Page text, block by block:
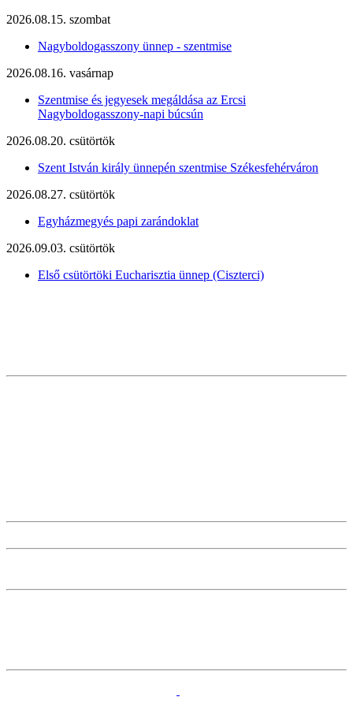
2026.08.15. szombat
Nagyboldogasszony ünnep - szentmise
2026.08.16. vasárnap
Szentmise és jegyesek megáldása az Ercsi
Nagyboldogasszony-napi búcsún
2026.08.20. csütörtök
Szent István király ünnepén szentmise Székesfehérváron
2026.08.27. csütörtök
Egyházmegyés papi zarándoklat
2026.09.03. csütörtök
Első csütörtöki Eucharisztia ünnep (Ciszterci)